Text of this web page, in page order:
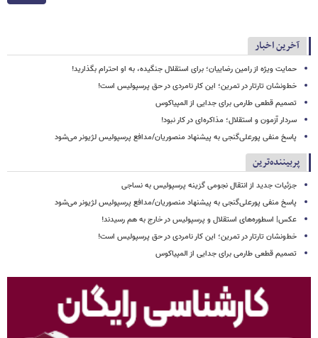
آخرین اخبار
حمایت ویژه از رامین رضاییان؛ برای استقلال جنگیده، به او احترام بگذارید!
خط‌ونشان تارتار در تمرین؛ این کار نامردی در حق پرسپولیس است!
تصمیم قطعی طارمی برای جدایی از المپیاکوس
سردار آزمون و استقلال؛ مذاکره‌ای در کار نبود!
پاسخ منفی پورعلی‌گنجی به پیشنهاد منصوریان/مدافع پرسپولیس لژیونر می‌شود
پربیننده‌ترین
جزئیات جدید از انتقال نجومی گزینه پرسپولیس به نساجی
پاسخ منفی پورعلی‌گنجی به پیشنهاد منصوریان/مدافع پرسپولیس لژیونر می‌شود
عکس| اسطوره‌های استقلال و پرسپولیس در خارج به هم رسیدند!
خط‌ونشان تارتار در تمرین؛ این کار نامردی در حق پرسپولیس است!
تصمیم قطعی طارمی برای جدایی از المپیاکوس